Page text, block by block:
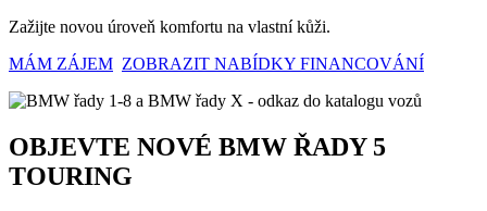
Zažijte novou úroveň komfortu na vlastní kůži.
MÁM ZÁJEM ZOBRAZIT NABÍDKY FINANCOVÁNÍ
OBJEVTE NOVÉ BMW ŘADY 5
TOURING